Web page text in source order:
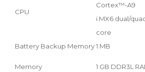
CPU
Cortex™-A9
i.MX6 dual/
core
Battery Backup Memory1 MB
Memory 1 GB DDR3L